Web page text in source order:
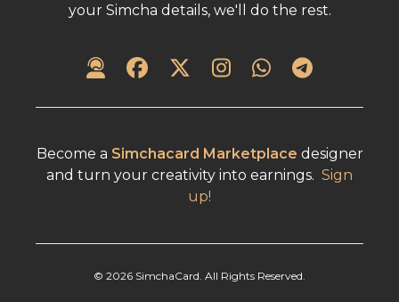
your Simcha details, we'll do the rest.
Become a Simchacard Marketplace designer
and turn your creativity into earnings. Sign
up!
© 2026 SimchaCard. All Rights Reserved.